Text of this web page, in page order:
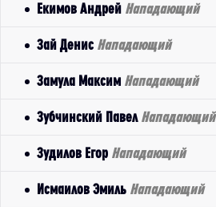
Екимов Андрей Нападающий
Зай Денис Нападающий
Замула Максим Нападающий
Зубчинский Павел Нападающий
Зудилов Егор Нападающий
Исмаилов Эмиль Нападающий